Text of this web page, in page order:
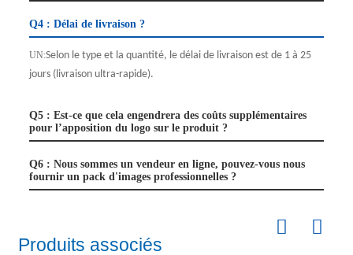
Q4 : Délai de livraison ?
UN:Selon le type et la quantité, le délai de livraison est de 1 à 25
jours (livraison ultra-rapide).
Q5 : Est-ce que cela engendrera des coûts supplémentaires
pour l’apposition du logo sur le produit ?
Q6 : Nous sommes un vendeur en ligne, pouvez-vous nous
fournir un pack d'images professionnelles ?
Produits associés